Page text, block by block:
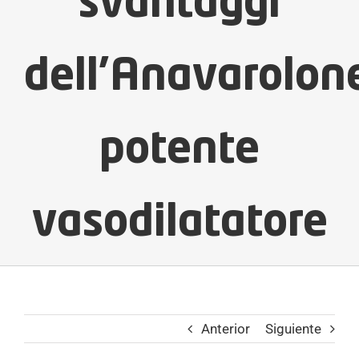
potente
vasodilatatore
Anterior Siguiente